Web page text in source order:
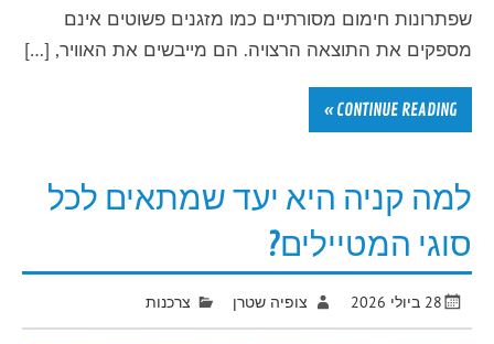
שפתרונות חימום מסורתיים כמו מזגנים פשוטים אינם
מספקים את התוצאה הרצויה. הם מייבשים את האוויר, […]
CONTINUE READING »
למה קניה היא יעד שמתאים לכל
סוגי המטיילים?
28 ביולי 2026 צופיה שטרן צרכנות